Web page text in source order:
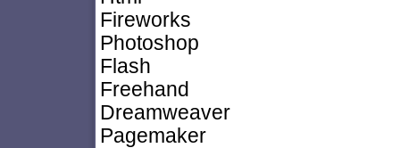
Fireworks
Photoshop
Flash
Freehand
Dreamweaver
Pagemaker